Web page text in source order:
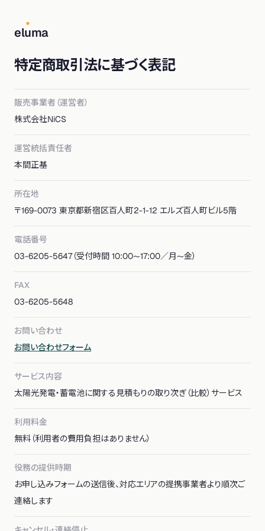
eluma
特定商取引法に基づく表記
販売事業者（運営者）
株式会社NiCS
運営統括責任者
本間正基
所在地
〒169-0073 東京都新宿区百人町2-1-12 エルズ百人町ビル5階
電話番号
03-6205-5647（受付時間 10:00〜17:00／月〜金）
FAX
03-6205-5648
お問い合わせ
お問い合わせフォーム
サービス内容
太陽光発電・蓄電池に関する見積もりの取り次ぎ（比較）サービス
利用料金
無料（利用者の費用負担はありません）
役務の提供時期
お申し込みフォームの送信後、対応エリアの提携事業者より順次ご
連絡します